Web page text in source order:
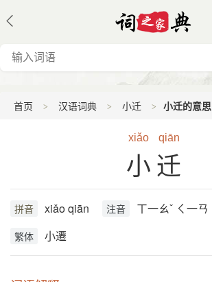
首页 汉语词典 小迁 小迁的意思
xiǎo qiān
小迁
拼音 xiǎo qiān 注音 ㄒ一ㄠˇ ㄑ一ㄢ
繁体 小遷